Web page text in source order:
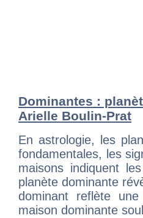
Dominantes :
Arielle Boulin-Prat
En astrologie, les
fondamentales, les
maisons indiquent
planète dominante
dominant reflète
maison dominante